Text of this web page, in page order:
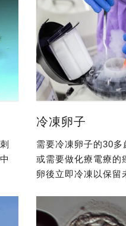
冷凍卵子
需要冷凍卵子的30多
或需要做化療電療的
卵後立即冷凍以保留